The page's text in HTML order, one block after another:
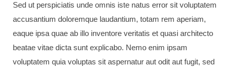
Sed ut perspiciatis unde omnis iste natus error sit voluptatem
accusantium doloremque laudantium, totam rem aperiam,
eaque ipsa quae ab illo inventore veritatis et quasi architecto
beatae vitae dicta sunt explicabo. Nemo enim ipsam
voluptatem quia voluptas sit aspernatur aut odit aut fugit, sed